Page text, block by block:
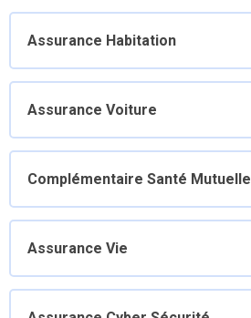
Assurance Habitation
Assurance Voiture
Complémentaire Santé Mutuelle
Assurance Vie